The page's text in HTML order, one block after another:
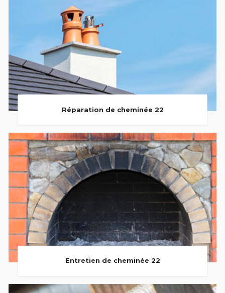
Réparation de cheminée 22
Entretien de cheminée 22